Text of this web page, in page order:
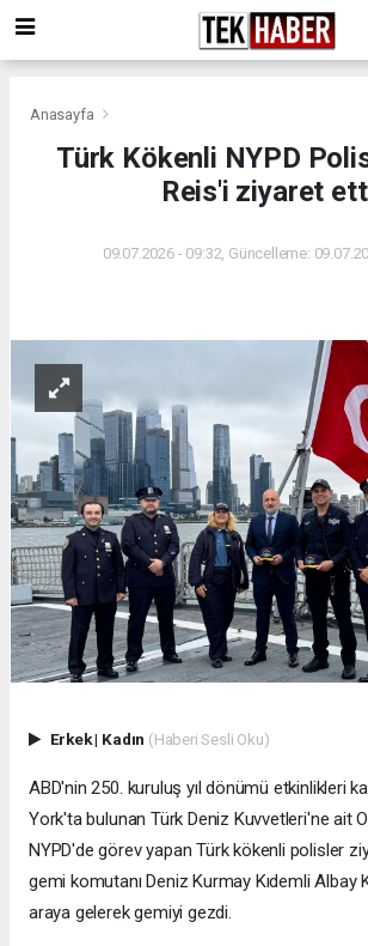
Anasayfa
Türk Kökenli NYPD
Reis'i ziyaret
09.07.2026 - 09:32, Güncelleme:
Erkek| Kadın (Haberi Sesli Oku)
ABD'nin 250. kuruluş yıl dönümü etkinlikleri
York'ta bulunan Türk Deniz Kuvvetleri'ne ait
NYPD'de görev yapan Türk kökenli polisler
gemi komutanı Deniz Kurmay Kıdemli Albay
araya gelerek gemiyi gezdi.